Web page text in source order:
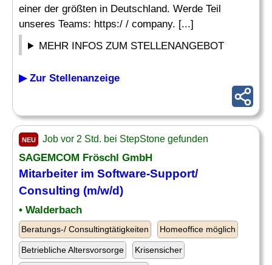
einer der größten in Deutschland. Werde Teil
unseres Teams: https:/ / company. [...]
MEHR INFOS ZUM STELLENANGEBOT
▶ Zur Stellenanzeige
NEU Job vor 2 Std. bei StepStone gefunden
SAGEMCOM Fröschl GmbH
Mitarbeiter im Software-Support/
Consulting (m/w/d)
• Walderbach
Beratungs-/ Consultingtätigkeiten Homeoffice möglich
Betriebliche Altersvorsorge Krisensicher